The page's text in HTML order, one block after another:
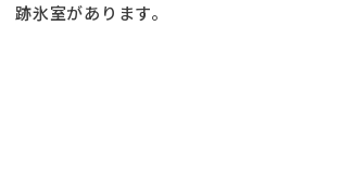
跡氷室があります。